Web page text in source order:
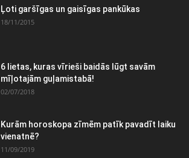
Ļoti garšīgas un gaisīgas pankūkas
18/11/2015
6 lietas, kuras vīrieši baidās lūgt savām
mīļotajām guļamistabā!
02/07/2018
Kurām horoskopa zīmēm patīk pavadīt laiku
vienatnē?
11/09/2019